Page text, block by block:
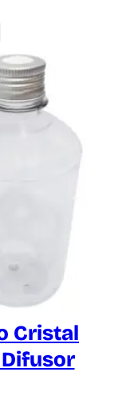
Cristal